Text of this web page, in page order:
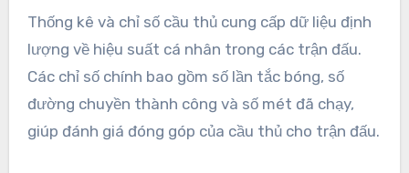
Thống kê và chỉ số cầu thủ cung cấp dữ liệu định
lượng về hiệu suất cá nhân trong các trận đấu.
Các chỉ số chính bao gồm số lần tắc bóng, số
đường chuyền thành công và số mét đã chạy,
giúp đánh giá đóng góp của cầu thủ cho trận đấu.